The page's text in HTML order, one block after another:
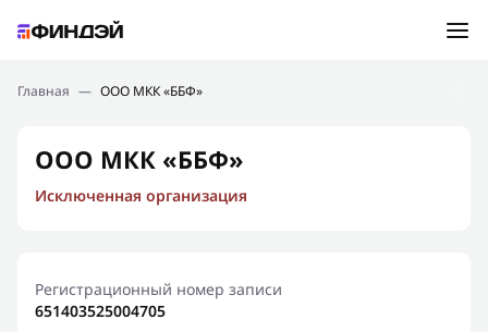
Подбор займа
Новости
Финансовое просвещение
Главная — ООО МКК «ББФ»
ООО МКК «ББФ»
Исключенная организация
Регистрационный номер записи
651403525004705
Ошибка:Контактная форма не найдена.
Спасибо, что написали нам
Мы свяжемся с Вами в ближайшее время и сообщим
результат
Отправить новый запрос